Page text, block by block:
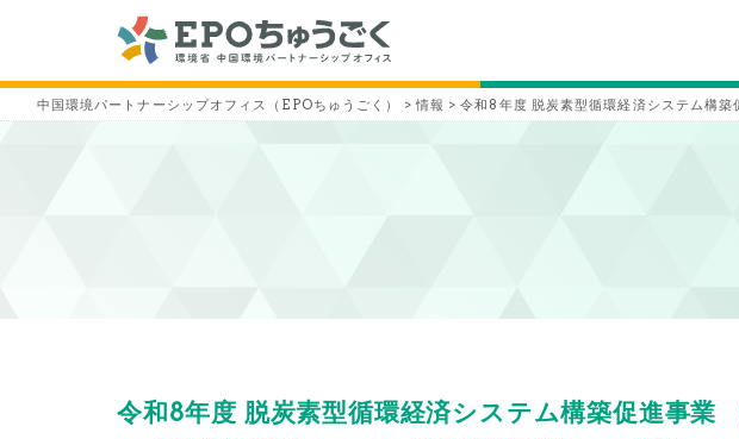
中国環境パートナーシップオフィス（EPOちゅうごく） >情報 >令和8年度 脱炭素型循環経済システム構
令和8年度 脱炭素型循環経済システム構築促進事業